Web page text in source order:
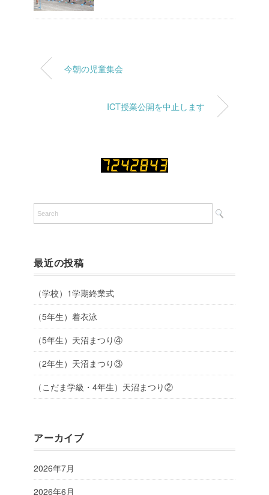
今朝の児童集会
ICT授業公開を中止します
最近の投稿
（学校）1学期終業式
（5年生）着衣泳
（5年生）天沼まつり④
（2年生）天沼まつり③
（こだま学級・4年生）天沼まつり②
アーカイブ
2026年7月
2026年6月